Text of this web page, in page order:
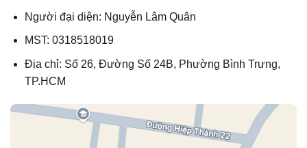
Người đại diện: Nguyễn Lâm Quân
MST: 0318518019
Địa chỉ: Số 26, Đường Số 24B, Phường Bình Trưng,
TP.HCM